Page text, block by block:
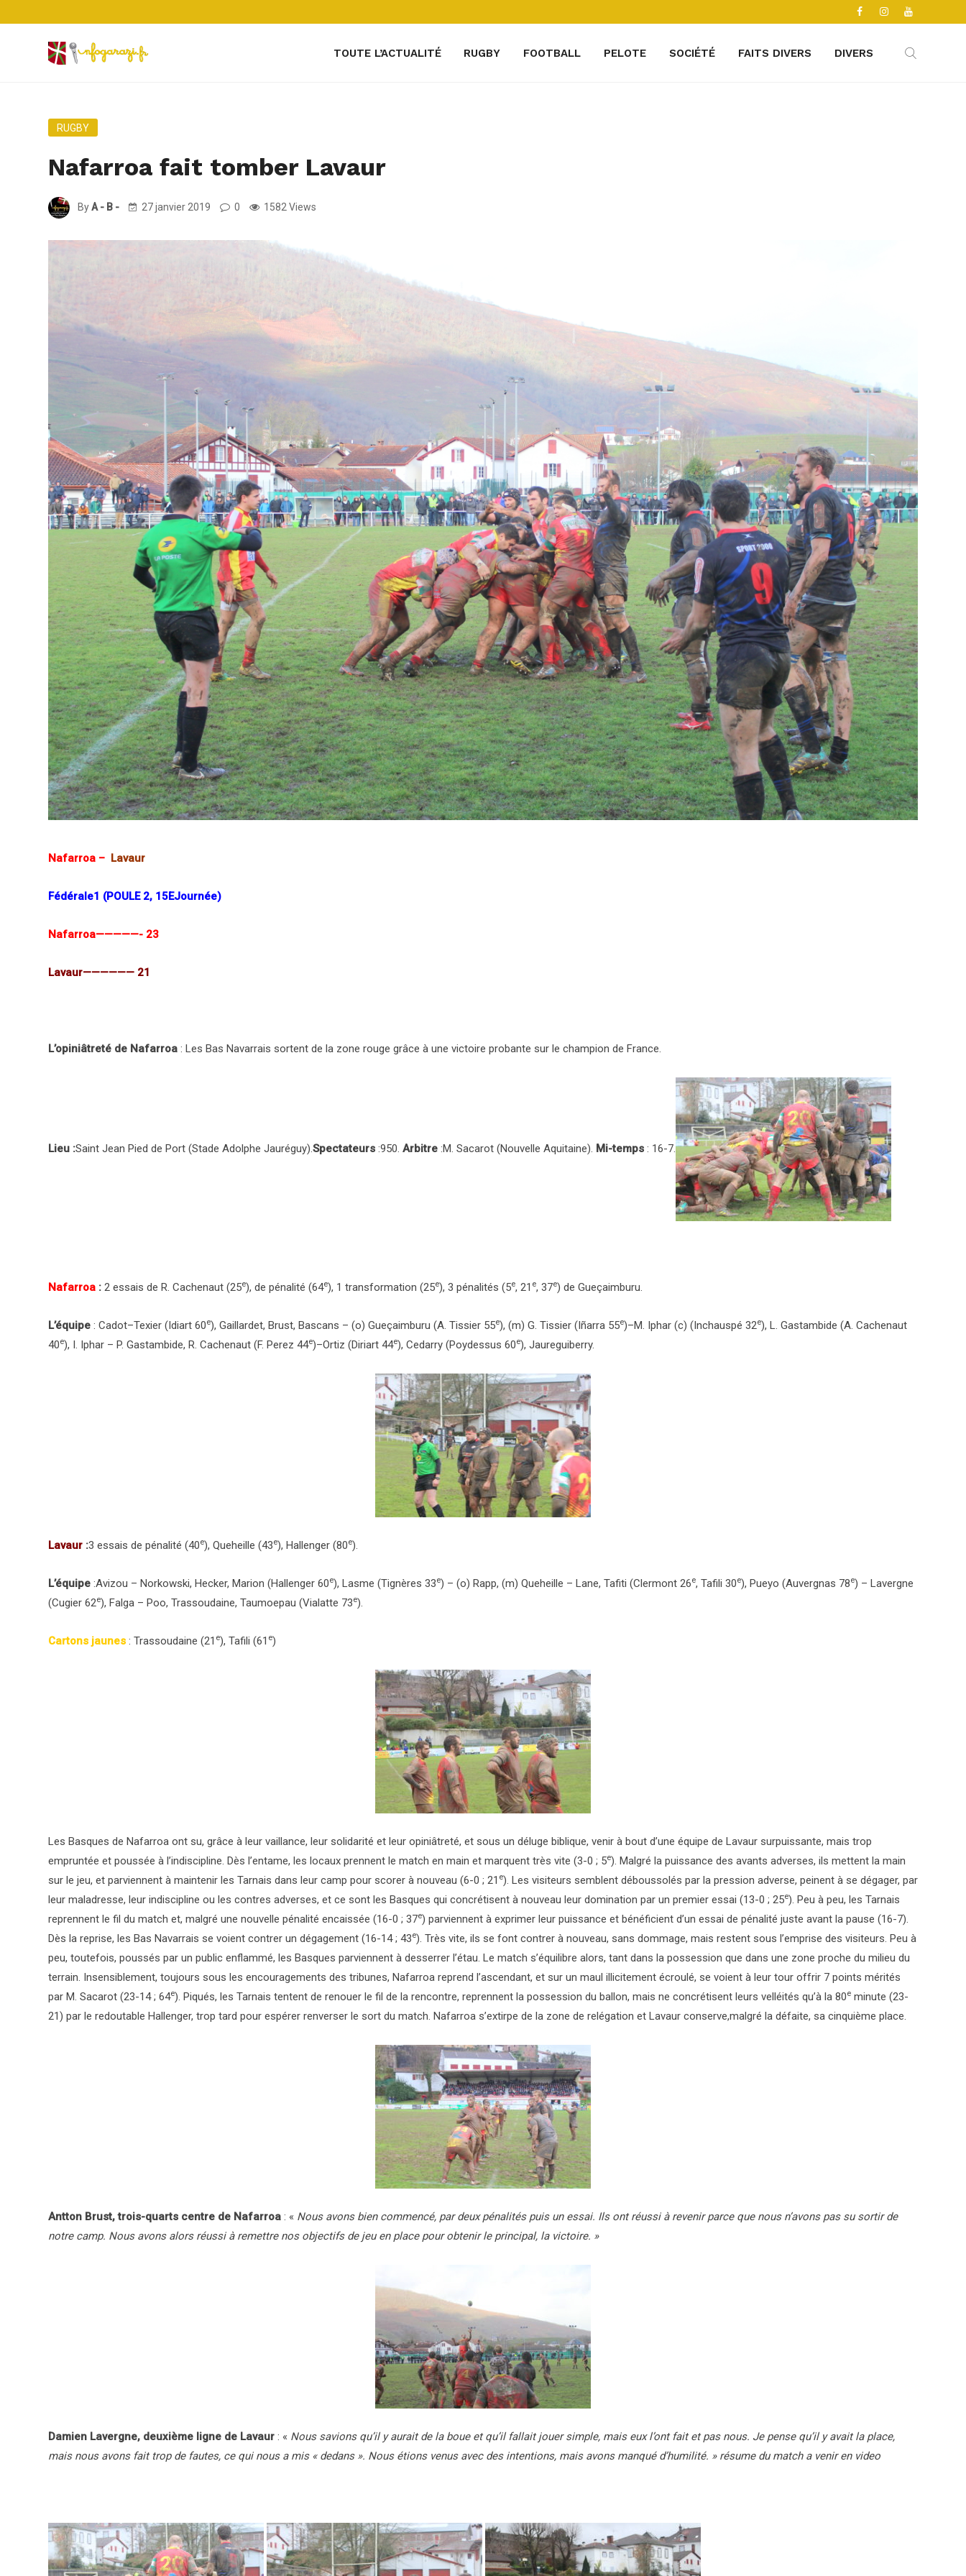
TOUTE L’ACTUALITÉ RUGBY FOOTBALL PELOTE SOCIÉTÉ FAITS DIVERS DIVERS
RUGBY
Nafarroa fait tomber Lavaur
ByA - B - 27 janvier 2019 0 1582 Views
Nafarroa – Lavaur
Fédérale1 (POULE 2, 15EJournée)
Nafarroa—————- 23
Lavaur—————— 21
L’opiniâtreté de Nafarroa : Les Bas Navarrais sortent de la zone rouge grâce à une victoire probante sur le champion de France.
Lieu :Saint Jean Pied de Port (Stade Adolphe Jauréguy).Spectateurs :950. Arbitre :M. Sacarot (Nouvelle Aquitaine). Mi-temps : 16-7.
Nafarroa : 2 essais de R. Cachenaut (25e), de pénalité (64e), 1 transformation (25e), 3 pénalités (5e, 21 e, 37e) de Gueçaimburu.
L’équipe : Cadot–Texier (Idiart 60e), Gaillardet, Brust, Bascans – (o) Gueçaimburu (A. Tissier 55e), (m) G. Tissier (Iñarra 55e)–M. Iphar (c) (Inchauspé 32e), L. Gastambide (A. Cachenaut
40e), I. Iphar – P. Gastambide, R. Cachenaut (F. Perez 44e)–Ortiz (Diriart 44e), Cedarry (Poydessus 60e), Jaureguiberry.
Lavaur :3 essais de pénalité (40e), Queheille (43e), Hallenger (80e).
L’équipe :Avizou – Norkowski, Hecker, Marion (Hallenger 60e), Lasme (Tignères 33e) – (o) Rapp, (m) Queheille – Lane, Tafiti (Clermont 26e, Tafili 30e), Pueyo (Auvergnas 78e) – Lavergne
(Cugier 62e), Falga – Poo, Trassoudaine, Taumoepau (Vialatte 73e).
Cartons jaunes : Trassoudaine (21 e), Tafili (61 e)
Les Basques de Nafarroa ont su, grâce à leur vaillance, leur solidarité et leur opiniâtreté, et sous un déluge biblique, venir à bout d’une équipe de Lavaur surpuissante, mais trop
empruntée et poussée à l’indiscipline. Dès l’entame, les locaux prennent le match en main et marquent très vite (3-0 ; 5e). Malgré la puissance des avants adverses, ils mettent la main
sur le jeu, et parviennent à maintenir les Tarnais dans leur camp pour scorer à nouveau (6-0 ; 21 e). Les visiteurs semblent déboussolés par la pression adverse, peinent à se dégager, par
leur maladresse, leur indiscipline ou les contres adverses, et ce sont les Basques qui concrétisent à nouveau leur domination par un premier essai (13-0 ; 25e). Peu à peu, les Tarnais
reprennent le fil du match et, malgré une nouvelle pénalité encaissée (16-0 ; 37e) parviennent à exprimer leur puissance et bénéficient d’un essai de pénalité juste avant la pause (16-7).
Dès la reprise, les Bas Navarrais se voient contrer un dégagement (16-14 ; 43e). Très vite, ils se font contrer à nouveau, sans dommage, mais restent sous l’emprise des visiteurs. Peu à
peu, toutefois, poussés par un public enflammé, les Basques parviennent à desserrer l’étau. Le match s’équilibre alors, tant dans la possession que dans une zone proche du milieu du
terrain. Insensiblement, toujours sous les encouragements des tribunes, Nafarroa reprend l’ascendant, et sur un maul illicitement écroulé, se voient à leur tour offrir 7 points mérités
par M. Sacarot (23-14 ; 64e). Piqués, les Tarnais tentent de renouer le fil de la rencontre, reprennent la possession du ballon, mais ne concrétisent leurs velléités qu’à la 80e minute (23-
21) par le redoutable Hallenger, trop tard pour espérer renverser le sort du match. Nafarroa s’extirpe de la zone de relégation et Lavaur conserve,malgré la défaite, sa cinquième place.
Antton Brust, trois-quarts centre de Nafarroa : « Nous avons bien commencé, par deux pénalités puis un essai. Ils ont réussi à revenir parce que nous n’avons pas su sortir de
notre camp. Nous avons alors réussi à remettre nos objectifs de jeu en place pour obtenir le principal, la victoire. »
Damien Lavergne, deuxième ligne de Lavaur : « Nous savions qu’il y aurait de la boue et qu’il fallait jouer simple, mais eux l’ont fait et pas nous. Je pense qu’il y avait la place,
mais nous avons fait trop de fautes, ce qui nous a mis « dedans ». Nous étions venus avec des intentions, mais avons manqué d’humilité. » résume du match a venir en video